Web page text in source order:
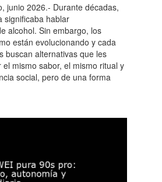
junio 2026.- Durante décadas,
significaba hablar
alcohol. Sin embargo, los
están evolucionando y cada
buscan alternativas que les
mismo sabor, el mismo ritual y
social, pero de una forma